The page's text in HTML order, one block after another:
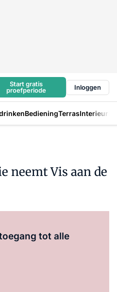
Start gratis
proefperiode
Inloggen
BedieningTerrasInterieur
neemt Vis aan de
tot alle